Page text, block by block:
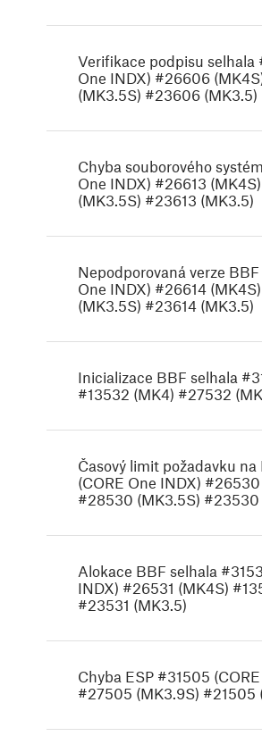
Verifikace podpisu selhala
One INDX) #26606
(MK3.5S) #23606 (MK3.5)
Chyba souborového
One INDX) #26613
(MK3.5S) #23613 (MK3.5)
Nepodporovaná verze
One INDX) #26614
(MK3.5S) #23614 (MK3.5)
Inicializace BBF selhala
#13532 (MK4) #27532
Časový limit požadavku
(CORE One INDX)
#28530 (MK3.5S) #23530
Alokace BBF selhala
INDX) #26531 (MK4S)
#23531 (MK3.5)
Chyba ESP #31505
#27505 (MK3.9S)